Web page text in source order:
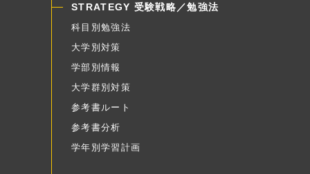
STRATEGY 受験戦略／勉強法
科目別勉強法
大学別対策
学部別情報
大学群別対策
参考書ルート
参考書分析
学年別学習計画